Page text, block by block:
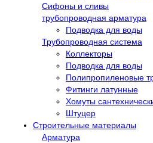
Сифоны и сливы
трубопроводная арматура
Подводка для воды
Трубопроводная система
Коллекторы
Подводка для воды
Полипропиленовые
Фитинги латунные
Хомуты
Штуцер
Строительные материалы
Арматура